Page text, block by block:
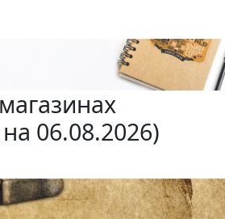
06.08.2026)